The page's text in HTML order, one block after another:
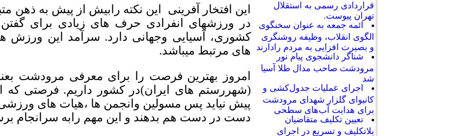
قراردادی رسمی به استقلال
تهران پیوست.
ائمه جمعه به عنوان سخنگوی
الگوی انقلاب، وظیفه روشنگری
و بصیرت افزایی به مردم رادارند
شناگر دانشجوی پیام نور
مرودشت صاحب مدال طلا آسیا
شد
اجرای عملیات جدول‌کشی و
کانیوای گلزار شهدای مرودشت
برای هدایت آب‌های سطحی
تعیین تکلیف متقاضیان
بلاتکلیف و تسریع در اجرای
این افتخار آفرینی این نکته رابیش از پیش به ذهن
در ورزشهای انفرادی حرف های زیادی برای
کشوری، آسیایی وجهانی دارد. سرآمد این ورزش
های مرتبط میباشد.
امروز بهترین فرصت را برای معرفی مرودشت
(شهررستم های ایران)در کشور داریم. فرصتی که
پیش نیاید پس مسولین وانجمن ها ،هیات های
دست در دست هم بدهند و این مهم رابه سرانجام